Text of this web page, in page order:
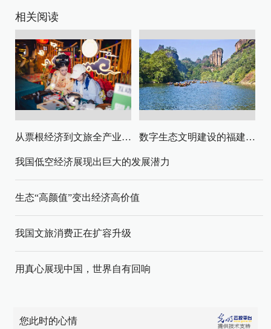
相关阅读
从票根经济到文旅全产业链升级 数字生态文明建设的福建路径与启示
我国低空经济展现出巨大的发展潜力
生态“高颜值”变出经济高价值
我国文旅消费正在扩容升级
用真心展现中国，世界自有回响
您此时的心情